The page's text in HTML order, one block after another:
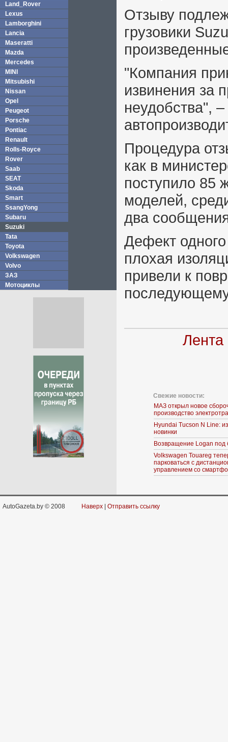
Land_Rover
Lexus
Lamborghini
Lancia
Maseratti
Mazda
Mercedes
MINI
Mitsubishi
Nissan
Opel
Peugeot
Porsche
Pontiac
Renault
Rolls-Royce
Rover
Saab
SEAT
Skoda
Smart
SsangYong
Subaru
Suzuki
Tata
Toyota
Volkswagen
Volvo
ЗАЗ
Мотоциклы
Отзыву
грузовики
"Компания
извинения за
неудобства",
Процедура
как в
поступило 85
моделей,
два
Дефект
плохая
привели к
Лента
Свежие новости:
МАЗ открыл новое
производство
Hyundai Tucson N Line:
новинки
Возвращение Logan под
Volkswagen Touareg
парковаться с
управлением со
AutoGazeta.by © 2008 Наверх Отправить ссылку